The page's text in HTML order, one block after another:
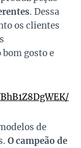
. Dessa
os clientes
gosto e
de
O campeão de